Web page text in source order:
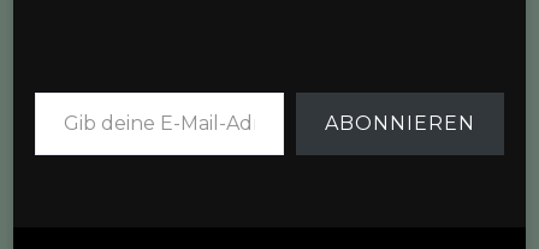
Gib deine E-Mail-Adresse ein ...
ABONNIEREN